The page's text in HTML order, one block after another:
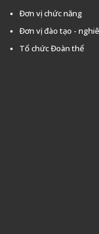
Đơn vị chức năng
Đơn vị đào tạo -
Tổ chức Đoàn thể